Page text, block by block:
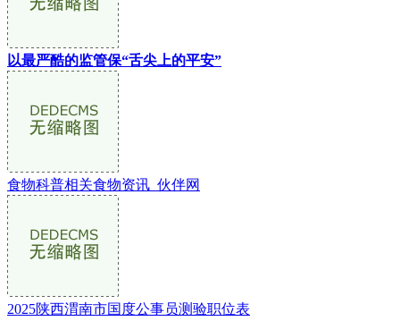
以最严酷的监管保“舌尖上的平安”
食物科普相关食物资讯_伙伴网
2025陕西渭南市国度公事员测验职位表